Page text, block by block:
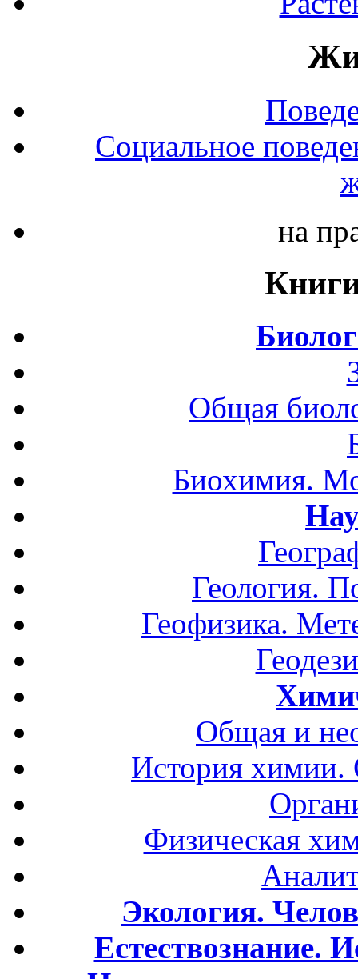
Социальное
на
Общая
Биохимия.
Геология.
Геофизика.
Общая и
История
Физическая
Экология.
Естествознание.